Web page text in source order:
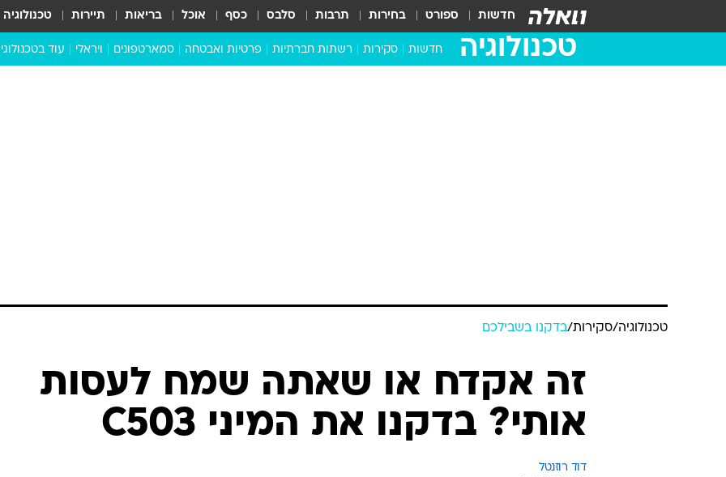
חדשות ספורט בחירות תרבות סלבס כסף אוכל בריאות תיירות טכנולוגיה
טכנולוגיה חדשות סקירות רשתות חברתיות פרטיות ואבטחה סמארטפונים ויראלי עוד
טכנולוגיה/סקירות/בדקנו בשבילכם
זה אקדח או שאתה שמח לעסות
אותי? בדקנו את המיני C503
דוד רוזנטל